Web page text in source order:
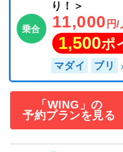
乗合
り！＞
11,000 円/
1,500ポ
マダイ ブリ
「WING」の
予約プランを見る